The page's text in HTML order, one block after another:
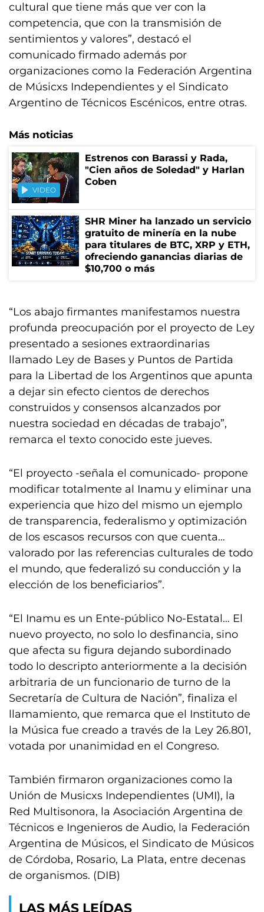
cultural que tiene más que ver con la
competencia, que con la transmisión de
sentimientos y valores”, destacó el
comunicado firmado además por
organizaciones como la Federación Argentina
de Músicxs Independientes y el Sindicato
Argentino de Técnicos Escénicos, entre otras.
Más noticias
VIDEO
Estrenos con Barassi y Rada,
"Cien años de Soledad" y Harlan
Coben
SHR Miner ha lanzado un servicio
gratuito de minería en la nube
para titulares de BTC, XRP y ETH,
ofreciendo ganancias diarias de
$10,700 o más
“Los abajo firmantes manifestamos nuestra
profunda preocupación por el proyecto de Ley
presentado a sesiones extraordinarias
llamado Ley de Bases y Puntos de Partida
para la Libertad de los Argentinos que apunta
a dejar sin efecto cientos de derechos
construidos y consensos alcanzados por
nuestra sociedad en décadas de trabajo”,
remarca el texto conocido este jueves.
“El proyecto -señala el comunicado- propone
modificar totalmente al Inamu y eliminar una
experiencia que hizo del mismo un ejemplo
de transparencia, federalismo y optimización
de los escasos recursos con que cuenta…
valorado por las referencias culturales de todo
el mundo, que federalizó su conducción y la
elección de los beneficiarios”.
“El Inamu es un Ente-público No-Estatal… El
nuevo proyecto, no solo lo desfinancia, sino
que afecta su figura dejando subordinado
todo lo descripto anteriormente a la decisión
arbitraria de un funcionario de turno de la
Secretaría de Cultura de Nación”, finaliza el
llamamiento, que remarca que el Instituto de
la Música fue creado a través de la Ley 26.801,
votada por unanimidad en el Congreso.
También firmaron organizaciones como la
Unión de Musicxs Independientes (UMI), la
Red Multisonora, la Asociación Argentina de
Técnicos e Ingenieros de Audio, la Federación
Argentina de Músicos, el Sindicato de Músicos
de Córdoba, Rosario, La Plata, entre decenas
de organismos. (DIB)
LAS MÁS LEÍDAS